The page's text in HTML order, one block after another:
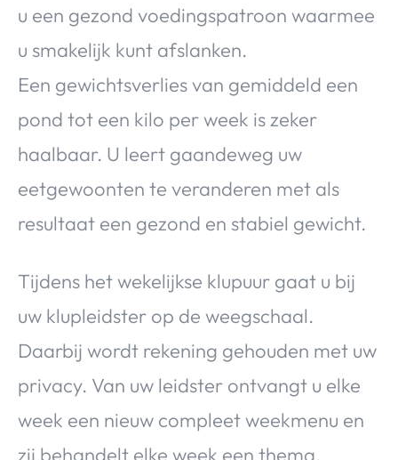
u een gezond voedingspatroon waarmee
u smakelijk kunt afslanken.
Een gewichtsverlies van gemiddeld een
pond tot een kilo per week is zeker
haalbaar. U leert gaandeweg uw
eetgewoonten te veranderen met als
resultaat een gezond en stabiel gewicht.
Tijdens het wekelijkse klupuur gaat u bij
uw klupleidster op de weegschaal.
Daarbij wordt rekening gehouden met uw
privacy. Van uw leidster ontvangt u elke
week een nieuw compleet weekmenu en
zij behandelt elke week een thema.